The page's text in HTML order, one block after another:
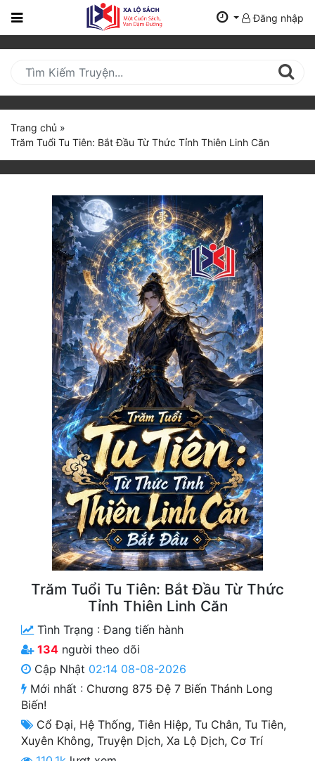
Trang
Mới
Cập
Nhật
(current)
Truyện Mới Ra
Hoàn Thành
Truyện Convert
Truyện Dịch
Truyện Nhập Môn
Truyện ngắn
Cạnh Kỹ
Du Hí
Dã Sử
Dị Giới
Đăng nhập
Trang chủ »
Trăm Tuổi Tu Tiên: Bắt Đầu Từ Thức Tỉnh Thiên Linh Căn
Trăm Tuổi Tu Tiên: Bắt Đầu Từ Thức
Tỉnh Thiên Linh Căn
Tình Trạng :Đang tiến hành
134 người theo dõi
Cập Nhật 02:14 08-08-2026
Mới nhất : Chương 875 Đệ 7 Biến Thánh Long
Biến!
Cổ Đại, Hệ Thống, Tiên Hiệp, Tu Chân, Tu Tiên,
Xuyên Không, Truyện Dịch, Xa Lộ Dịch, Cơ Trí